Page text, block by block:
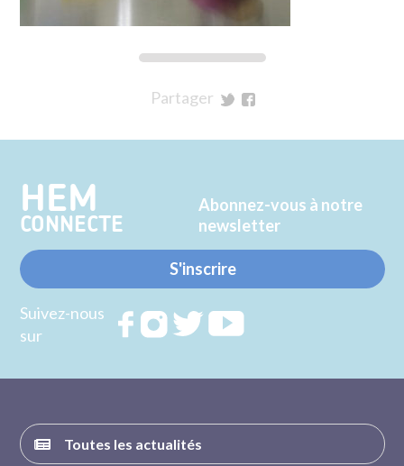
Partager
Twitter
Facebook
HEM
CONNECTE
Abonnez-vous à notre
newsletter
S'inscrire
Suivez-nous
sur
RejoignezRejoignezRejoignez
Toutes les actualités